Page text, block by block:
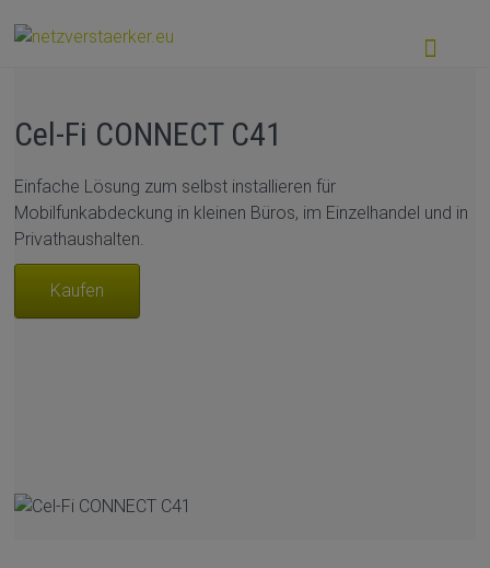
Cel-Fi CONNECT C41
Einfache Lösung zum selbst installieren für
Mobilfunkabdeckung in kleinen Büros, im Einzelhandel und in
Privathaushalten.
Kaufen